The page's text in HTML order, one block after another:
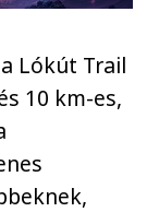
Lókút Trail
10 km-es,